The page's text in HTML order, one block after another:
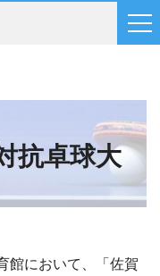
抗卓球大
館において、「佐賀